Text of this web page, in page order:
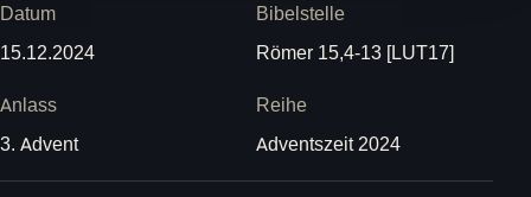
Datum
15.12.2024
Bibelstelle
Römer 15,4-13 [LUT17]
Anlass
3. Advent
Reihe
Adventszeit 2024